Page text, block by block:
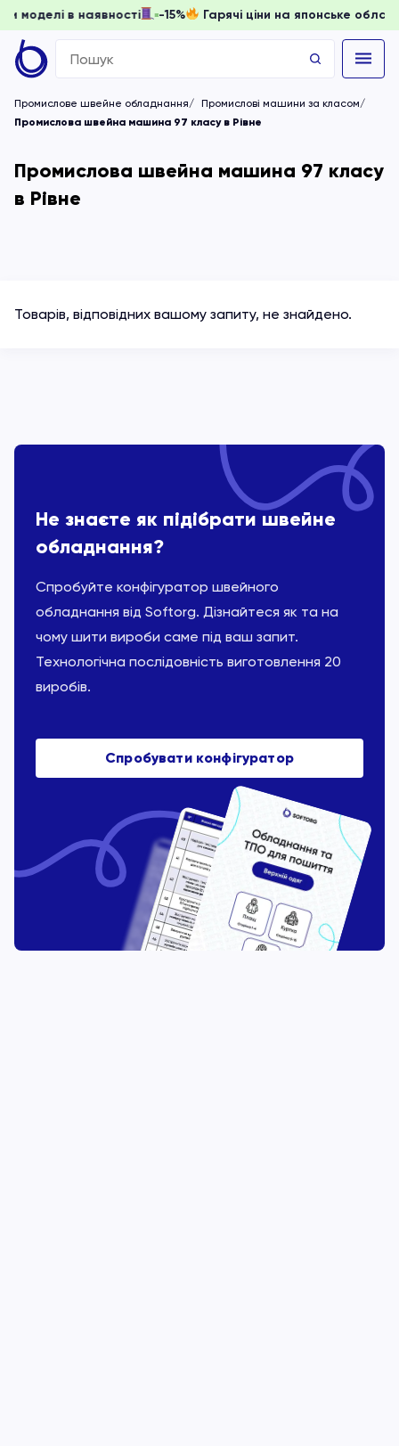
моделі в наявності -15% Гарячі ціни на японське
Search
for:
Промислове швейне обладнання
Промислові машини за класом
Промислова швейна машина 97 класу в Рівне
Промислова швейна машина 97 класу
в Рівне
Товарів, відповідних вашому запиту, не знайдено.
Не знаєте як підібрати швейне
обладнання?
Спробуйте конфігуратор швейного
обладнання від Softorg. Дізнайтеся як та на
чому шити вироби саме під ваш запит.
Технологічна послідовність виготовлення 20
виробів.
Спробувати конфігуратор